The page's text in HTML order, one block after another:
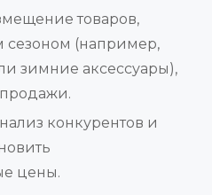
товаров,
сезоном (например,
зимние аксессуары),
конкурентов и
цены.